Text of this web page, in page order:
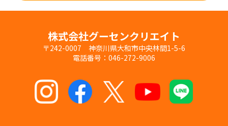
株式会社グーセンクリエイト
〒242-0007 神奈川県大和市中央林間1-5-6
電話番号：046-272-9006